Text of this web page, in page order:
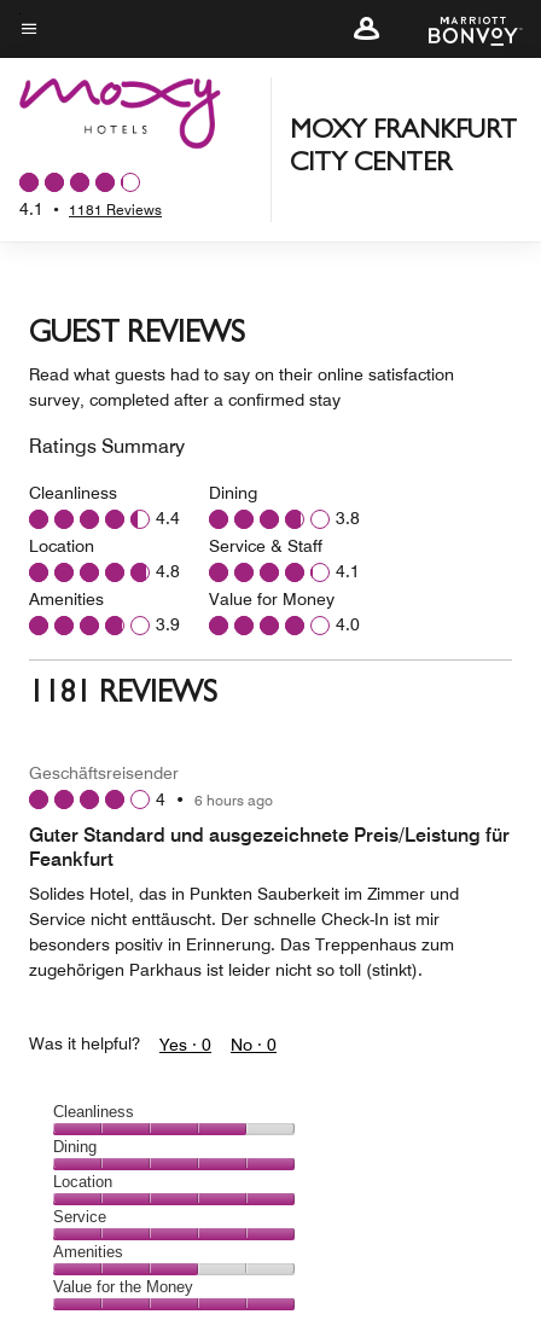
Skip
to
main
content
Menu text
4.1 • 1181 Reviews
MOXY FRANKFURT
CITY CENTER
GUEST REVIEWS
Read what guests had to say on their online satisfaction
survey, completed after a confirmed stay
Ratings Summary
Cleanliness
4.4
Location
4.8
Amenities
3.9
Dining
3.8
Service & Staff
4.1
Value for Money
4.0
1181 REVIEWS
Geschäftsreisender
4 • 6 hours ago
Guter Standard und ausgezeichnete Preis/Leistung für
Feankfurt
Solides Hotel, das in Punkten Sauberkeit im Zimmer und
Service nicht enttäuscht. Der schnelle Check-In ist mir
besonders positiv in Erinnerung. Das Treppenhaus zum
zugehörigen Parkhaus ist leider nicht so toll (stinkt).
Was it helpful? Yes · 0 No · 0
Cleanliness
Cleanliness,
4
out
of
5
Dining
Dining,
5
out
of
5
Location
Location,
5
out
of
5
Service
Service,
5
out
Amenities
Amenities,
3
Value for the Money